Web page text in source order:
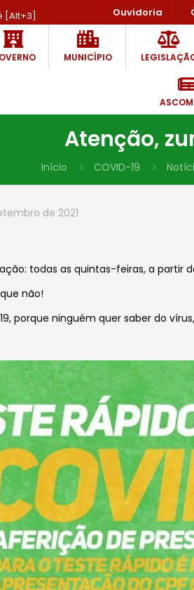
[Alt+3] Ouvidoria
MUNICÍPIO
Atenção,
Início COVID-19
de 2021
todas as quintas-feiras, a partir
não!
porque ninguém quer saber do